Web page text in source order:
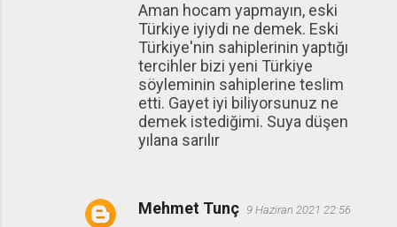
Aman hocam yapmayın, eski
Türkiye iyiydi ne demek. Eski
Türkiye'nin sahiplerinin yaptığı
tercihler bizi yeni Türkiye
söyleminin sahiplerine teslim
etti. Gayet iyi biliyorsunuz ne
demek istediğimi. Suya düşen
yılana sarılır
Mehmet Tunç 9 Haziran 2021 22:56